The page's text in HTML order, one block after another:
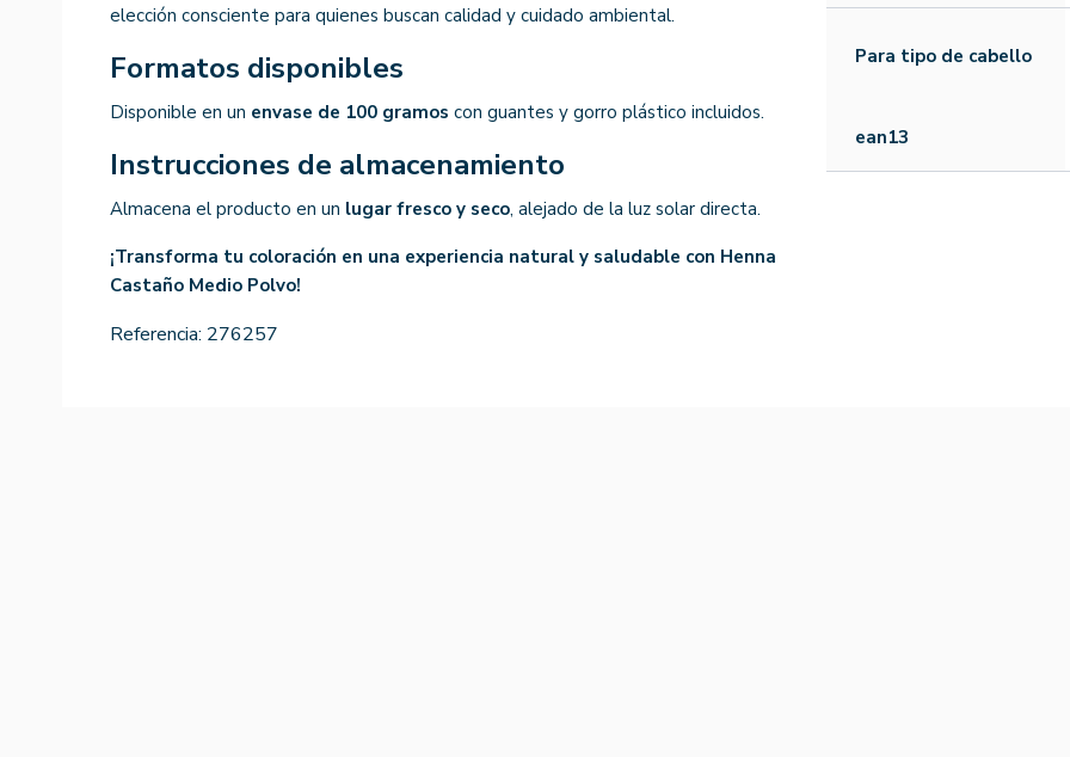
elección consciente para quienes buscan calidad y cuidado ambiental.
Formatos disponibles
Disponible en un envase de 100 gramos con guantes y gorro plástico incluidos.
Instrucciones de almacenamiento
Almacena el producto en un lugar fresco y seco, alejado de la luz solar directa.
¡Transforma tu coloración en una experiencia natural y saludable con Henna
Castaño Medio Polvo!
Referencia: 276257
Para tipo de cabello
ean13